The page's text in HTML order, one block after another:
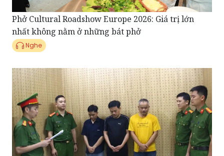
nhất không nằm ở những bát phở
Nghe